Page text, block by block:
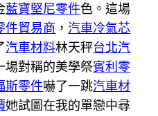
藍寶堅尼零件色。這場
件貿易商 ，汽車冷氣芯
汽車材料林天秤台北汽
場對稱的美學祭賓利零
斯零件嚇了一跳汽車材
她試圖在我的單戀中尋